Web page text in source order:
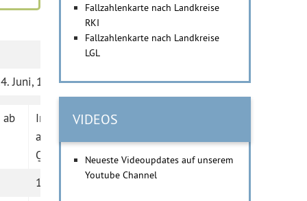
Juni, 15 Uhr
ab
Indexpersonen
aktuell in
Quarantäne
1
941
Fallzahlenkarte nach Landkreise
RKI
Fallzahlenkarte nach Landkreise
LGL
VIDEOS
Neueste Videoupdates auf unserem
Youtube Channel